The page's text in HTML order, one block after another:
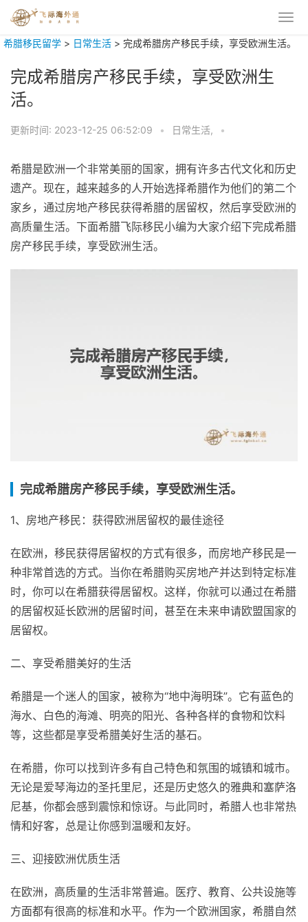
希腊移民留学 > 日常生活 > 完成希腊房产移民手续，享受欧洲生活。
完成希腊房产移民手续，享受欧洲生
活。
更新时间: 2023-12-25 06:52:09 • 日常生活, •
希腊是欧洲一个非常美丽的国家，拥有许多古代文化和历史
遗产。现在，越来越多的人开始选择希腊作为他们的第二个
家乡，通过房地产移民获得希腊的居留权，然后享受欧洲的
高质量生活。下面希腊飞际移民小编为大家介绍下完成希腊
房产移民手续，享受欧洲生活。
完成希腊房产移民手续，享受欧洲生活。
1、房地产移民：获得欧洲居留权的最佳途径
在欧洲，移民获得居留权的方式有很多，而房地产移民是一
种非常首选的方式。当你在希腊购买房地产并达到特定标准
时，你可以在希腊获得居留权。这样，你就可以通过在希腊
的居留权延长欧洲的居留时间，甚至在未来申请欧盟国家的
居留权。
二、享受希腊美好的生活
希腊是一个迷人的国家，被称为“地中海明珠”。它有蓝色的
海水、白色的海滩、明亮的阳光、各种各样的食物和饮料
等，这些都是享受希腊美好生活的基石。
在希腊，你可以找到许多有自己特色和氛围的城镇和城市。
无论是爱琴海边的圣托里尼，还是历史悠久的雅典和塞萨洛
尼基，你都会感到震惊和惊讶。与此同时，希腊人也非常热
情和好客，总是让你感到温暖和友好。
三、迎接欧洲优质生活
在欧洲，高质量的生活非常普遍。医疗、教育、公共设施等
方面都有很高的标准和水平。作为一个欧洲国家，希腊自然